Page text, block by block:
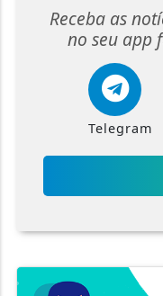
Receba as
no seu app
Telegram